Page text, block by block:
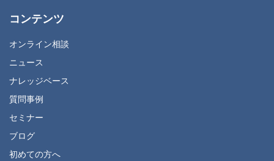
コンテンツ
オンライン相談
ニュース
ナレッジベース
質問事例
セミナー
ブログ
初めての方へ